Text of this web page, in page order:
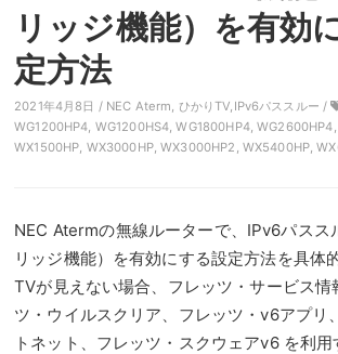
リッジ機能）を有効
定方法
2021年4月8日 / NEC Aterm, ひかりTV,IPv6パススルー /
WG1200HP4, WG1200HS4,WG1800HP4,WG2600HP4,
WX1500HP, WX3000HP,WX3000HP2 , WX5400HP,
NEC Atermの無線ルーターで、IPv6パスス
リッジ機能）を有効にする設定方法を具体
TVが見えない場合、フレッツ・サービス情
ツ・ウイルスクリア、フレッツ・v6アプリ
トネット、フレッツ・スクウェアv6 を利用